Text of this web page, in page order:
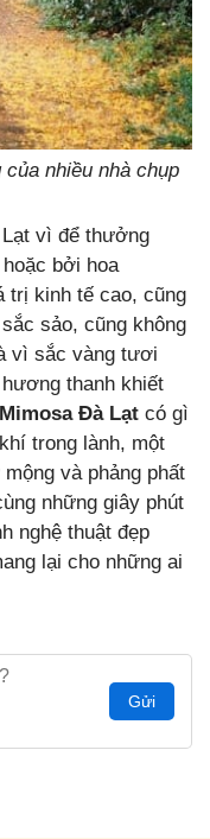
nhiều nhà chụp
vì để thưởng
bởi hoa
trị kinh tế cao, cũng
sảo, cũng không
vì sắc vàng tươi
thanh khiết
Đà Lạt có gì
trong lành, một
và phảng phất
những giây phút
nghệ thuật đẹp
lại cho những ai
Gửi